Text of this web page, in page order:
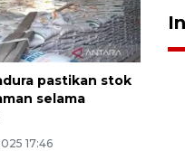
pastikan stok
selama
17:46